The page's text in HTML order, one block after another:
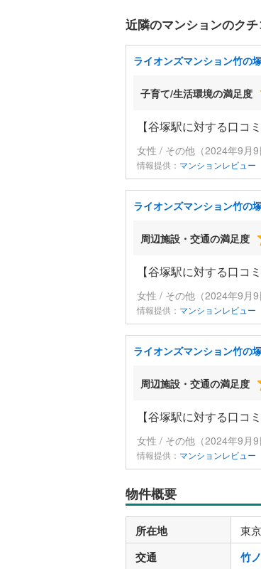
近隣のマンションのクチ
ライオンズマンション竹の
子育て/生活環境の満足度
【谷塚駅に対する口コ
女性 / その他（2024年9月9
情報提供： マンションレビュー
ライオンズマンション竹の
周辺施設・交通の満足度
【谷塚駅に対する口コ
女性 / その他（2024年9月9
情報提供： マンションレビュー
ライオンズマンション竹の
周辺施設・交通の満足度
【谷塚駅に対する口
女性 / その他（2024年9月9
情報提供： マンションレビュー
物件概要
所在地 東
交通 竹